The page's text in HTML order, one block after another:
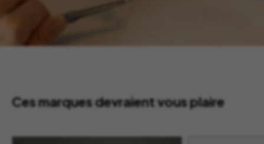
Ces marques devraient vous plaire